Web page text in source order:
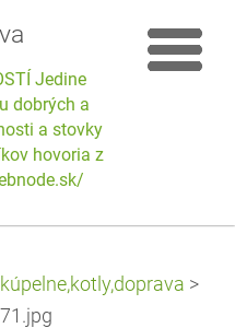
Jedine
dobrých a
a stovky
hovoria za
>